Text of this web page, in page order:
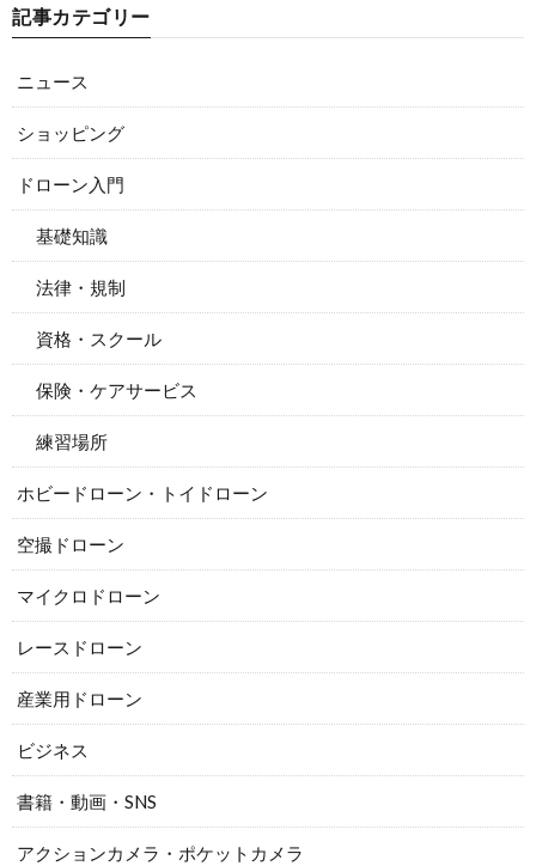
記事カテゴリー
ニュース
ショッピング
ドローン入門
基礎知識
法律・規制
資格・スクール
保険・ケアサービス
練習場所
ホビードローン・トイドローン
空撮ドローン
マイクロドローン
レースドローン
産業用ドローン
ビジネス
書籍・動画・SNS
アクションカメラ・ポケットカメラ